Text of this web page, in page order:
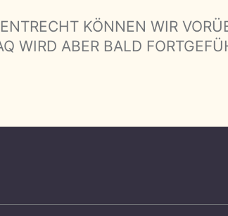
KÖNNEN WIR
WIRD ABER BALD